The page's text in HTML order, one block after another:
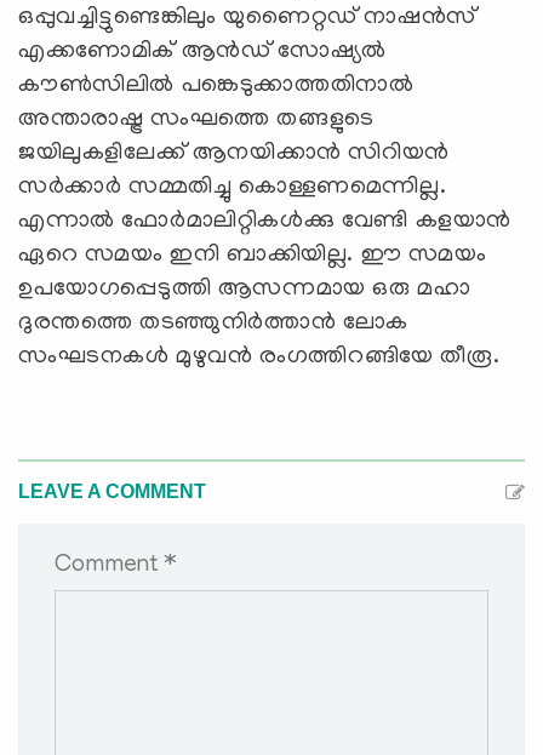
ഒപ്പുവച്ചിട്ടുണ്ടെങ്കിലും യുണൈറ്റഡ് നാഷൻസ്
എക്കണോമിക് ആൻഡ് സോഷ്യൽ
കൗൺസിലിൽ പങ്കെടുക്കാത്തതിനാൽ
അന്താരാഷ്ട്ര സംഘത്തെ തങ്ങളുടെ
ജയിലുകളിലേക്ക് ആനയിക്കാൻ സിറിയൻ
സർക്കാർ സമ്മതിച്ചു കൊള്ളണമെന്നില്ല.
എന്നാൽ ഫോർമാലിറ്റികൾക്കു വേണ്ടി കളയാൻ
ഏറെ സമയം ഇനി ബാക്കിയില്ല. ഈ സമയം
ഉപയോഗപ്പെടുത്തി ആസന്നമായ ഒരു മഹാ
ദുരന്തത്തെ തടഞ്ഞുനിർത്താൻ ലോക
സംഘടനകൾ മുഴുവൻ രംഗത്തിറങ്ങിയേ തീരൂ.
LEAVE A COMMENT
Comment *